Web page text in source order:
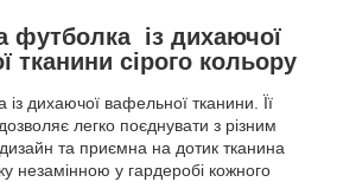
футболка із дихаючої
тканини сірого кольору
дихаючої вафельної тканини. Її
легко поєднувати з різним
та приємна на дотик тканина
незамінною у гардеробі кожного